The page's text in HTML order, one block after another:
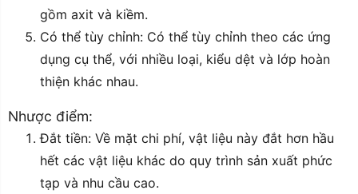
gồm axit và kiềm.
Có thể tùy chỉnh: Có thể tùy chỉnh theo các ứng
dụng cụ thể, với nhiều loại, kiểu dệt và lớp hoàn
thiện khác nhau.
Nhược điểm:
Đắt tiền: Về mặt chi phí, vật liệu này đắt hơn hầu
hết các vật liệu khác do quy trình sản xuất phức
tạp và nhu cầu cao.